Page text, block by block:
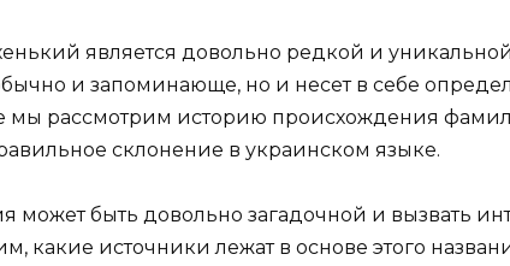
является довольно редкой и
и запоминающе, но и несет в себе
мы рассмотрим историю происхождения
склонение в украинском языке.
может быть довольно загадочной и вызвать
какие источники лежат в основе этого